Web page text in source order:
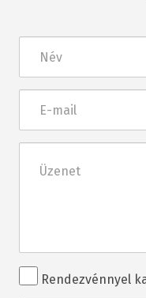
mail
Rendezvénnyel
kapcsolatos
Rendezvénnyel